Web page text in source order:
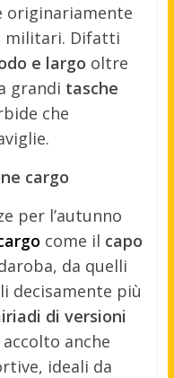
originariamente
militari. Difatti
e largo oltre
grandi tasche
che
cargo
per l’autunno
come il capo
da quelli
decisamente più
di versioni
anche
ideali da